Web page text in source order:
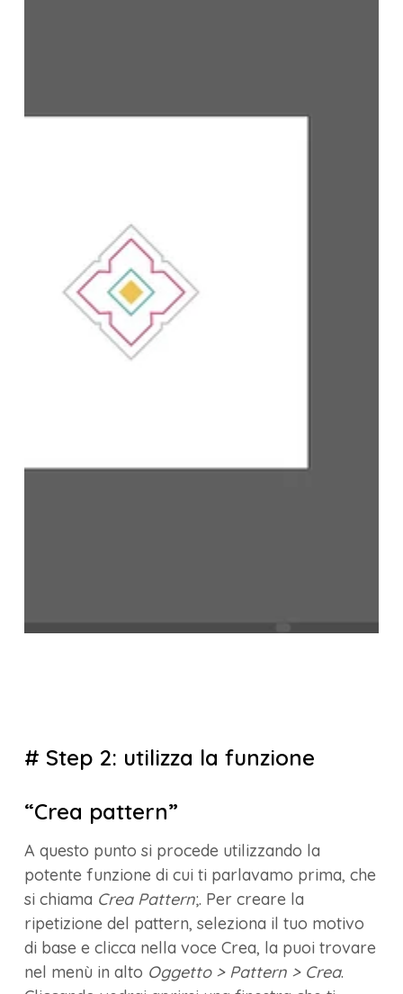
# Step 2: utilizza la funzione
“Crea pattern”
A questo punto si procede utilizzando la
potente funzione di cui ti parlavamo prima, che
si chiama Crea Pattern;. Per creare la
ripetizione del pattern, seleziona il tuo motivo
di base e clicca nella voce Crea, la puoi trovare
nel menù in alto Oggetto > Pattern > Crea.